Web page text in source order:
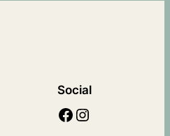
Social
Facebook Instagram